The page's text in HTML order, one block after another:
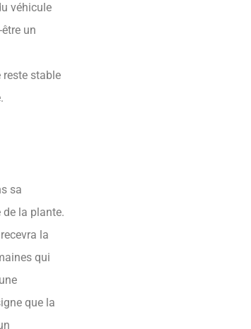
véhicule
un
reste stable
sa
la plante.
la
qui
que la